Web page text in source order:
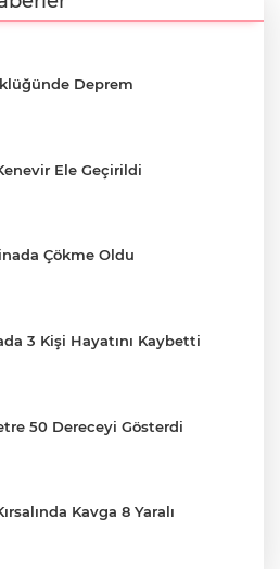
Deprem
Ele Geçirildi
Çökme Oldu
3 Kişi Hayatını Kaybetti
50 Dereceyi Gösterdi
Kavga 8 Yaralı